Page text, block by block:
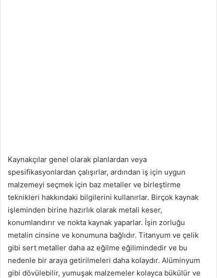
Kaynakçılar genel olarak planlardan veya
spesifikasyonlardan çalışırlar, ardından iş için uygun
malzemeyi seçmek için baz metaller ve birleştirme
teknikleri hakkındaki bilgilerini kullanırlar. Birçok kaynak
işleminden birine hazırlık olarak metali keser,
konumlandırır ve nokta kaynak yaparlar. İşin zorluğu
metalin cinsine ve konumuna bağlıdır. Titanyum ve çelik
gibi sert metaller daha az eğilme eğilimindedir ve bu
nedenle bir araya getirilmeleri daha kolaydır. Alüminyum
gibi dövülebilir, yumuşak malzemeler kolayca bükülür ve